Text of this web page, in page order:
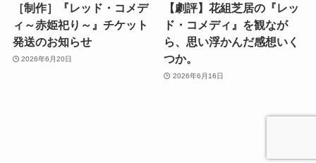
［制作］『レッド・コメデ
ィ～赤姫祀り～』チケット
発送のお知らせ
2026年6月20日
【劇評】花組芝居の『レッ
ド・コメディ』を観なが
ら、思い浮かんだ感想いく
つか。
2026年6月16日